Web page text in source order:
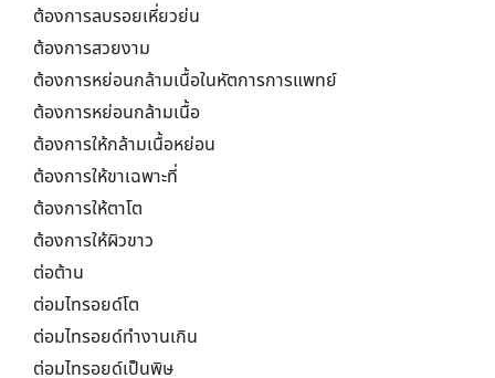
ต้องการลบรอยเหี่ยวย่น
ต้องการสวยงาม
ต้องการหย่อนกล้ามเนื้อในหัตการการแพทย์
ต้องการหย่อนกล้ามเนื้อ
ต้องการให้กล้ามเนื้อหย่อน
ต้องการให้ขาเฉพาะที่
ต้องการให้ตาโต
ต้องการให้ผิวขาว
ต่อต้าน
ต่อมไทรอยด์โต
ต่อมไทรอยด์ทำงานเกิน
ต่อมไทรอยด์เป็นพิษ